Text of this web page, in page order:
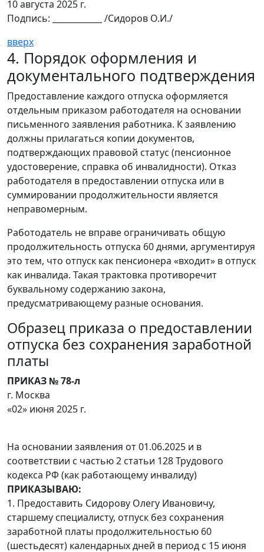
10 августа 2025 г.
Подпись: ____________ /Сидоров О.И./
вверх
4. Порядок оформления и
документального подтверждения
Предоставление каждого отпуска оформляется
отдельным приказом работодателя на основании
письменного заявления работника. К заявлению
должны прилагаться копии документов,
подтверждающих правовой статус (пенсионное
удостоверение, справка об инвалидности). Отказ
работодателя в предоставлении отпуска или в
суммировании продолжительности является
неправомерным.
Работодатель не вправе ограничивать общую
продолжительность отпуска 60 днями, аргументируя
это тем, что отпуск как пенсионера «входит» в отпуск
как инвалида. Такая трактовка противоречит
буквальному содержанию закона,
предусматривающему разные основания.
Образец приказа о предоставлении
отпуска без сохранения заработной
платы
ПРИКАЗ № 78-л
г. Москва
«02» июня 2025 г.
На основании заявления от 01.06.2025 и в
соответствии с частью 2 статьи 128 Трудового
кодекса РФ (как работающему инвалиду)
ПРИКАЗЫВАЮ:
1. Предоставить Сидорову Олегу Ивановичу,
старшему специалисту, отпуск без сохранения
заработной платы продолжительностью 60
(шестьдесят) календарных дней в период с 15 июня